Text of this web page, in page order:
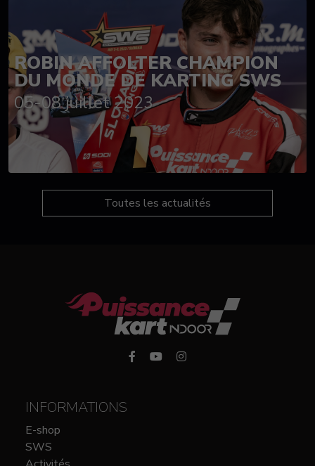
ROBIN AFFOLTER CHAMPION
DU MONDE DE KARTING SWS
05-08 juillet 2023
Toutes les actualités
INFORMATIONS
E-shop
SWS